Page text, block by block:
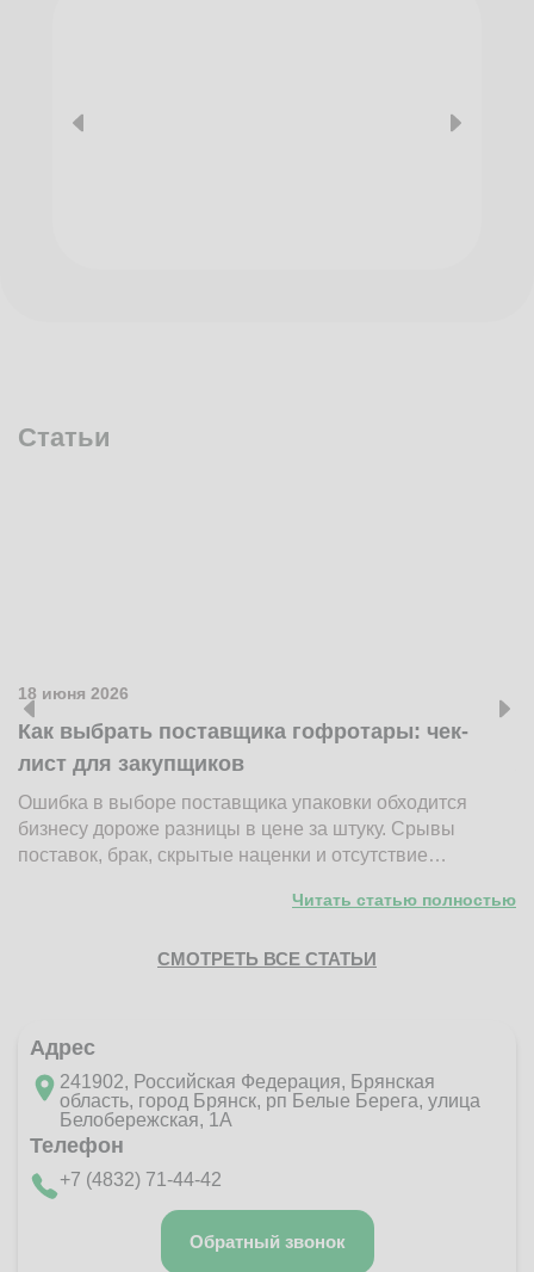
Статьи
18 июня 2026
Как выбрать поставщика гофротары: чек-
лист для закупщиков
Ошибка в выборе поставщика упаковки обходится
бизнесу дороже разницы в цене за штуку. Срывы
поставок, брак, скрытые наценки и отсутствие…
Читать статью полностью
СМОТРЕТЬ ВСЕ СТАТЬИ
Адрес
241902, Российская Федерация, Брянская
область, город Брянск, рп Белые Берега, улица
Белобережская, 1А
Телефон
+7 (4832) 71-44-42
Обратный звонок